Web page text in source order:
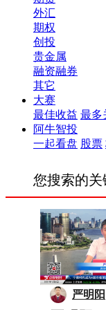
外汇
期权
创投
贵金属
融资融券
其它
大赛
最佳收益 最多
阿牛智投
一起看盘 股票
您搜索的关
严明阳